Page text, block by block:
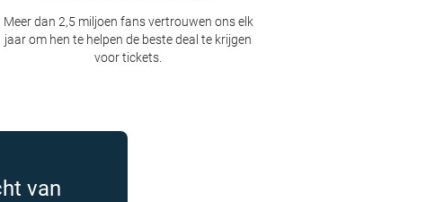
Meer dan 2,5 miljoen fans vertrouwen ons elk
jaar om hen te helpen de beste deal te krijgen
voor tickets.
van